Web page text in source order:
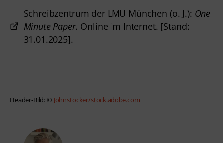
Schreibzentrum der LMU München (o. J.): One
Minute Paper. Online im Internet. [Stand:
31.01.2025].
Header-Bild: © Johnstocker/stock.adobe.com